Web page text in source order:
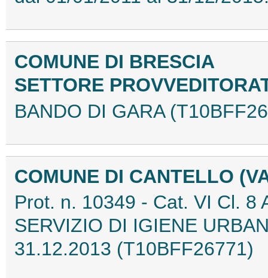
COMUNE DI BRESCIA
SETTORE
BANDO DI GARA
COMUNE DI CANTELLO
Prot. n. 10349 - Cat. VI Cl. 8
SERVIZIO DI IGIENE
31.12.2013 (T10BFF26771)